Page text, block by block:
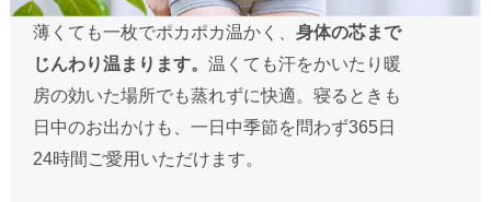
薄くても一枚でポカポカ温かく、身体の芯まで
じんわり温まります。温くても汗をかいたり暖
房の効いた場所でも蒸れずに快適。寝るときも
日中のお出かけも、一日中季節を問わず365日
24時間ご愛用いただけます。